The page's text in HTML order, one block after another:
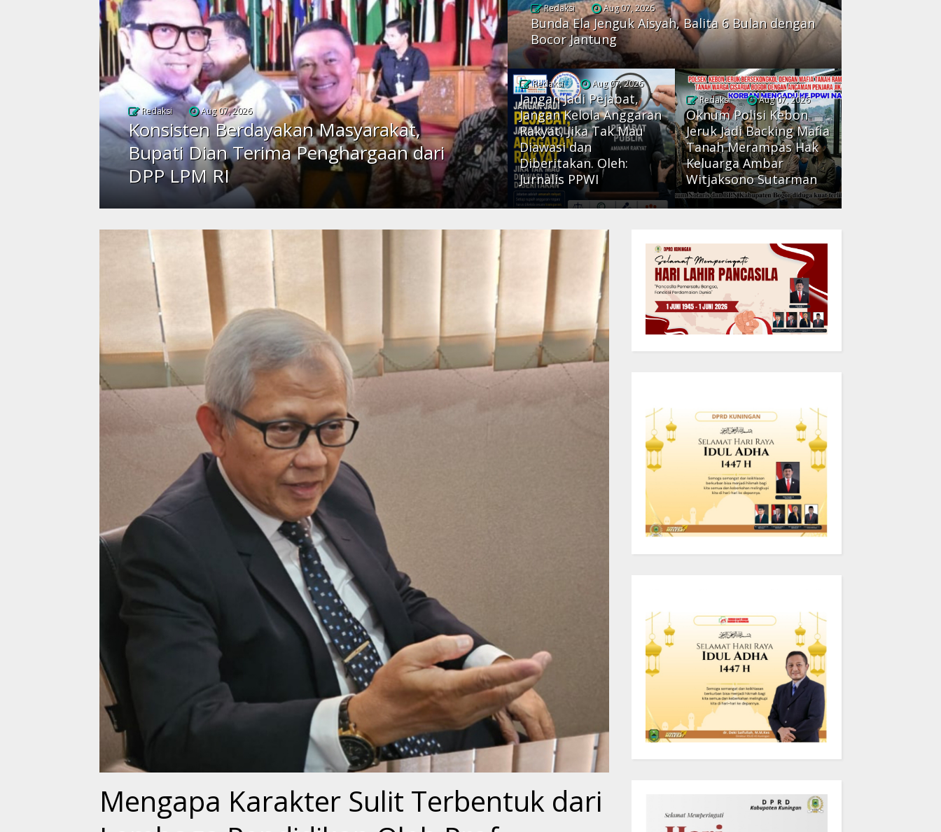
Redaksi Aug 07, 2026
Konsisten Berdayakan Masyarakat,
Bupati Dian Terima Penghargaan dari
DPP LPM RI
Redaksi Aug 07, 2026
Bunda Ela Jenguk Aisyah, Balita 6 Bulan dengan
Bocor Jantung
Redaksi Aug 07, 2026
Jangan Jadi Pejabat,
Jangan Kelola Anggaran
Rakyat, Jika Tak Mau
Diawasi dan
Diberitakan. Oleh:
Jurnalis PPWI
Redaksi Aug 07, 2026
Oknum Polisi Kebon
Jeruk Jadi Backing Mafia
Tanah Merampas Hak
Keluarga Ambar
Witjaksono Sutarman
Mengapa Karakter Sulit Terbentuk dari